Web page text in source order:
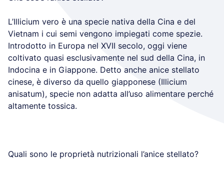
L’Illicium vero è una specie nativa della Cina e del
Vietnam i cui semi vengono impiegati come spezie.
Introdotto in Europa nel XVII secolo, oggi viene
coltivato quasi esclusivamente nel sud della Cina, in
Indocina e in Giappone. Detto anche anice stellato
cinese, è diverso da quello giapponese (Illicium
anisatum), specie non adatta all’uso alimentare perché
altamente tossica.
Quali sono le proprietà nutrizionali l’anice stellato?